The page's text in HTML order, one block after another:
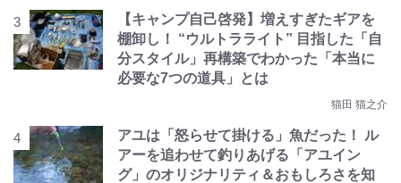
【キャンプ自己啓発】増えすぎたギアを
棚卸し！ “ウルトラライト” 目指した「自
分スタイル」再構築でわかった「本当に
必要な7つの道具」とは
猫田 猫之介
アユは「怒らせて掛ける」魚だった！ ル
アーを追わせて釣りあげる「アユイン
グ」のオリジナリティ＆おもしろさを知